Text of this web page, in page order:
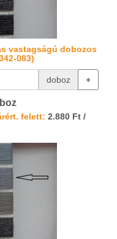
vastagságú dobozos
083)
doboz +
felett: 2.880 Ft /